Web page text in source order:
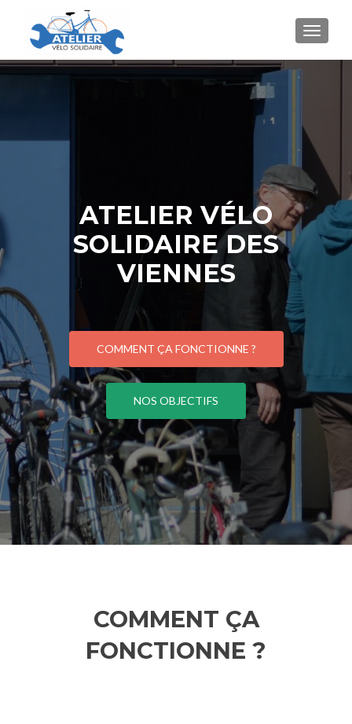
ATELIER VÉLO
SOLIDAIRE DES
VIENNES
COMMENT ÇA FONCTIONNE ?
NOS OBJECTIFS
COMMENT ÇA
FONCTIONNE ?